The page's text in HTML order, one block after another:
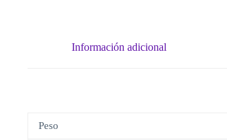
Información adicional
Peso